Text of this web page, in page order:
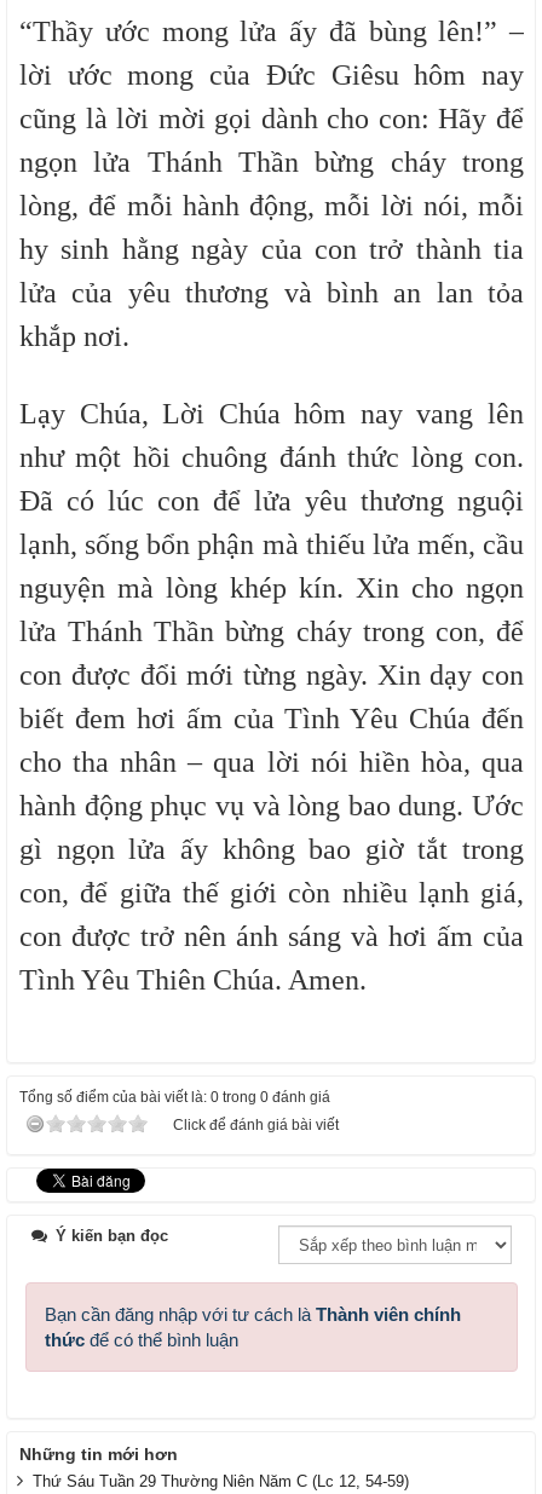
“Thầy ước mong lửa ấy đã bùng lên!” –
lời ước mong của Đức Giêsu hôm nay
cũng là lời mời gọi dành cho con: Hãy để
ngọn lửa Thánh Thần bừng cháy trong
lòng, để mỗi hành động, mỗi lời nói, mỗi
hy sinh hằng ngày của con trở thành tia
lửa của yêu thương và bình an lan tỏa
khắp nơi.
Lạy Chúa, Lời Chúa hôm nay vang lên
như một hồi chuông đánh thức lòng con.
Đã có lúc con để lửa yêu thương nguội
lạnh, sống bổn phận mà thiếu lửa mến, cầu
nguyện mà lòng khép kín. Xin cho ngọn
lửa Thánh Thần bừng cháy trong con, để
con được đổi mới từng ngày. Xin dạy con
biết đem hơi ấm của Tình Yêu Chúa đến
cho tha nhân – qua lời nói hiền hòa, qua
hành động phục vụ và lòng bao dung. Ước
gì ngọn lửa ấy không bao giờ tắt trong
con, để giữa thế giới còn nhiều lạnh giá,
con được trở nên ánh sáng và hơi ấm của
Tình Yêu Thiên Chúa. Amen.
Tổng số điểm của bài viết là: 0 trong 0 đánh giá
Click để đánh giá bài viết
Ý kiến bạn đọc
Bạn cần đăng nhập với tư cách là Thành viên chính
thức để có thể bình luận
Những tin mới hơn
Thứ Sáu Tuần 29 Thường Niên Năm C (Lc 12, 54-59)